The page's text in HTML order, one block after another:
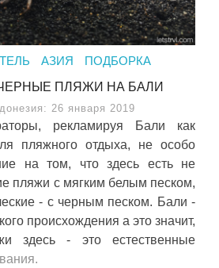
АЗИЯ
ПОДБОРКА
ПЛЯЖИ НА БАЛИ
26 января 2019
рекламируя Бали как
пляжного отдыха, не особо
на том, что здесь есть не
пляжи с мягким белым песком,
- с черным песком. Бали -
происхождения а это значит,
здесь - это естественные